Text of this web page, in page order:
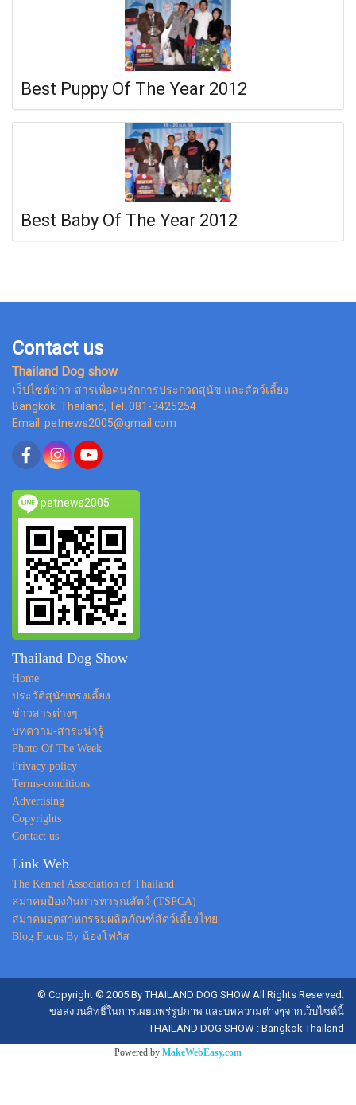
Best Puppy Of The Year 2012
Best Baby Of The Year 2012
Contact us
Thailand Dog show
เว็ปไซต์ข่าว-สารเพื่อคนรักการประกวดสุนัข และสัตว์เลี้ยง
Bangkok Thailand, Tel. 081-3425254
Email: petnews2005@gmail.com
petnews2005
Thailand Dog Show
Home
ประวัติสุนัขทรงเลี้ยง
ข่าวสารต่างๆ
บทความ-สาระน่ารู้
Photo Of The Week
Privacy policy
Terms-conditions
Advertising
Copyrights
Contact us
Link Web
The Kennel Association of Thailand
สมาคมป้องกันการทารุณสัตว์ (TSPCA)
สมาคมอุตสาหกรรมผลิตภัณฑ์สัตว์เลี้ยงไทย
Blog Focus By น้องโฟกัส
© Copyright © 2005 By THAILAND DOG SHOW All Rights Reserved.
ขอสงวนสิทธิ์ในการเผยแพร่รูปภาพ และบทความต่างๆจากเว็บไซต์นี้
THAILAND DOG SHOW : Bangkok Thailand
Powered by MakeWebEasy.com